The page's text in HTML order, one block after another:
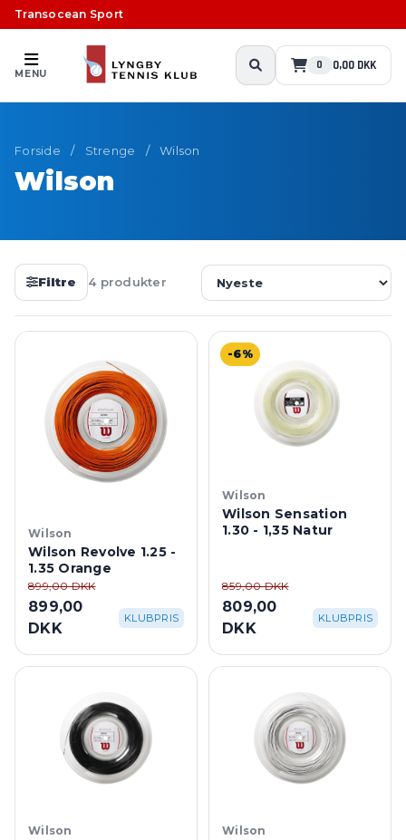
Transocean Sport
MENU
0 0,00 DKK
Forside / Strenge / Wilson
Wilson
Filtre 4 produkter
Wilson
Wilson Revolve 1.25 -
1.35 Orange
899,00 DKK
899,00
DKK
KLUBPRIS
-6%
Wilson
Wilson Sensation
1.30 - 1,35 Natur
859,00 DKK
809,00
DKK
KLUBPRIS
Wilson Wilson